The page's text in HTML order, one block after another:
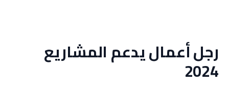
رجل أعمال يدعم المشاريع
2024